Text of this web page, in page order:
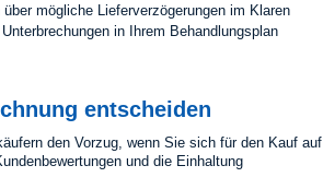
mögliche Lieferverzögerungen im Klaren
in Ihrem Behandlungsplan
entscheiden
den Vorzug, wenn Sie sich für den Kauf auf
und die Einhaltung